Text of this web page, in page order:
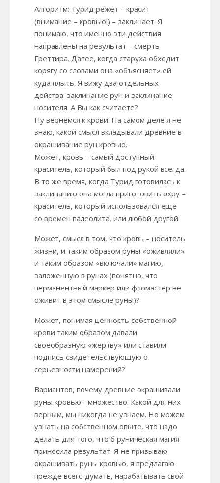
Алгоритм: Турид режет – красит
(внимание – кровью!) – заклинает. Я
понимаю, что именно эти действия
направлены на результат – смерть
Греттира. Далее, когда старуха обходит
корягу со словами она «объясняет» ей
куда плыть. Я вижу два отдельных
действа: заклинание рун и заклинание
носителя. А Вы как считаете?
Ну вернемся к крови. На самом деле я не
знаю, какой смысл вкладывали древние в
окрашивание рун кровью.
Может, кровь – самый доступный
краситель, который был под рукой всегда.
В то же время, когда Турид готовилась к
заклинанию она могла приготовить охру –
краситель, который использовался еще
со времен палеолита, или любой другой.
Может, смысл в том, что кровь – носитель
жизни, и таким образом руны «оживляли»
и таким образом «включали» магию,
заложенную в рунах (понятно, что
перманентный маркер или фломастер не
оживит в этом смысле руны)?
Может, понимая ценность собственной
крови таким образом давали
своеобразную «жертву» или ставили
подпись свидетельствующую о
серьезности намерений?
Вариантов, почему древние окрашивали
руны кровью - множество. Какой для них
верным, мы никогда не узнаем. Но можем
узнать на собственном опыте, что надо
делать для того, что б руническая магия
приносила результат. Я не призываю
окрашивать руны кровью, я предлагаю
прежде всего думать, нарабатывать свой